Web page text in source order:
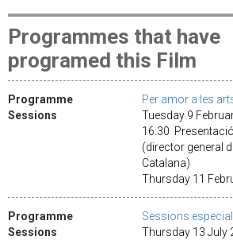
Programmes that have
programed this Film
Programme
Per amor a les
Sessions
Tuesday 9
16:30
(director general
Catalana)
Thursday 11
Programme
Sessions
Sessions
Thursday 13 July